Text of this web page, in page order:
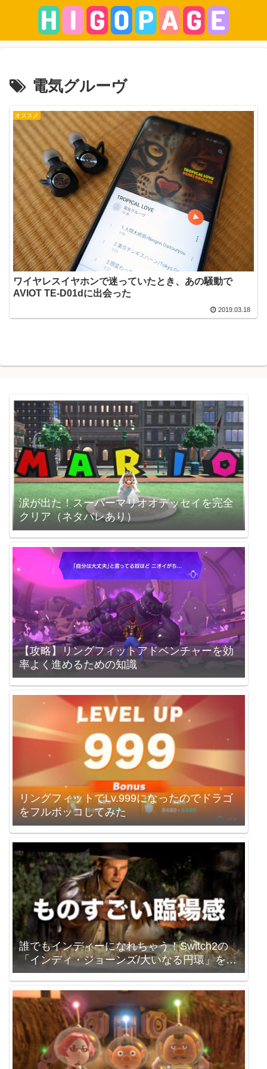
電気グルーヴ
オススメ
ワイヤレスイヤホンで迷っていたとき、あの騒動で
AVIOT TE-D01dに出会った
2019.03.18
涙が出た！スーパーマリオオデッセイを完全
クリア（ネタバレあり）
【攻略】リングフィットアドベンチャーを効
率よく進めるための知識
リングフィットでLv.999になったのでドラゴ
をフルボッコしてみた
誰でもインディーになれちゃう！Switch2の
「インディ・ジョーンズ/大いなる円環」を買
いました。